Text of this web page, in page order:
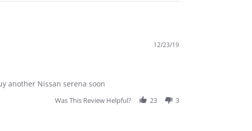
12/23/19
another Nissan serena soon
Was This Review Helpful? 23 3